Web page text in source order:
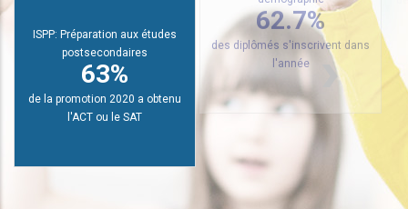
ISPP: Préparation aux études
postsecondaires
63%
de la promotion 2020 a obtenu
l'ACT ou le SAT
démographie
62.7%
des diplômés s'inscrivent dans